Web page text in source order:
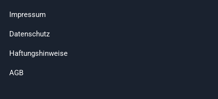
Impressum
Datenschutz
Haftungshinweise
AGB